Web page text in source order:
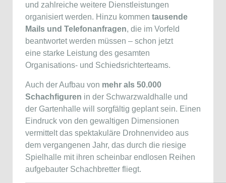
und zahlreiche weitere Dienstleistungen
organisiert werden. Hinzu kommen tausende
Mails und Telefonanfragen, die im Vorfeld
beantwortet werden müssen – schon jetzt
eine starke Leistung des gesamten
Organisations- und Schiedsrichterteams.
Auch der Aufbau von mehr als 50.000
Schachfiguren in der Schwarzwaldhalle und
der Gartenhalle will sorgfältig geplant sein. Einen
Eindruck von den gewaltigen Dimensionen
vermittelt das spektakuläre Drohnenvideo aus
dem vergangenen Jahr, das durch die riesige
Spielhalle mit ihren scheinbar endlosen Reihen
aufgebauter Schachbretter fliegt.